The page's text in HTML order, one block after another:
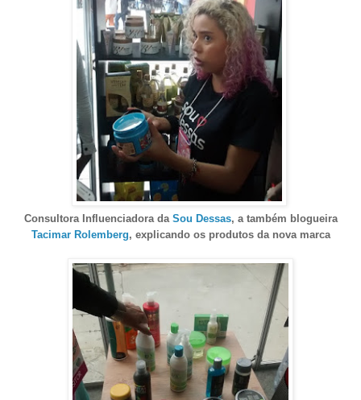
Consultora Influenciadora da Sou Dessas, a também blogueira
Tacimar Rolemberg, explicando os produtos da nova marca